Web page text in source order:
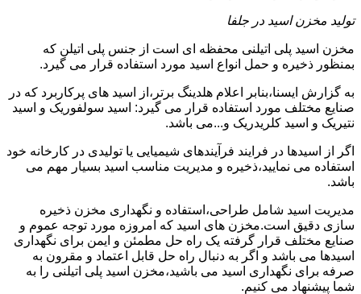
تولید مخزن اسید در جلفا
مخزن اسید پلی اتیلنی محفظه ای است از جنس پلی اتیلن که
بمنظور ذخیره و حمل انواع اسید مورد استفاده قرار می گیرد.
به گزارش ایسنا،بنابر اعلام هلدینگ برتر،از اسید های پرکاربرد که در
صنایع مختلف مورد استفاده قرار می گیرد: اسید سولفوریک و اسید
نتیریک و اسید کلریدریک و...می باشد.
اگر از اسیدها در فرایند فرآیندهای شیمیایی یا تولیدی در کارخانه خود
استفاده می نمایید،ذخیره و مدیریت مناسب اسید بسیار مهم می
باشد.
مدیریت اسید شامل طراحی،استفاده و نگهداری مخزن ذخیره
سازی دقیق است.مخزن های اسید که امروزه مورد توجه عموم و
صنایع مختلف قرار گرفته یک راه حل مطمئن و ایمن برای نگهداری
اسیدها می باشد و اگر به دنبال راه حل قابل اعتماد و مقرون به
صرفه برای نگهداری اسید می باشید،مخزن اسید پلی اتیلنی را به
شما پیشنهاد می کنیم.